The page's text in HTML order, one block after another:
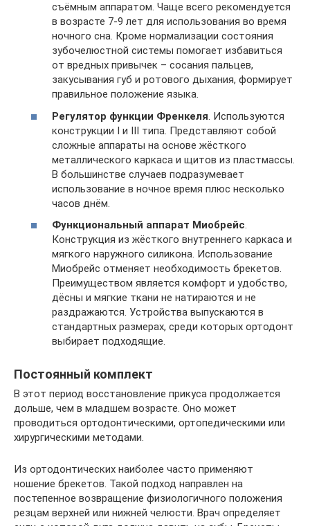
съёмным аппаратом. Чаще всего рекомендуется
в возрасте 7-9 лет для использования во время
ночного сна. Кроме нормализации состояния
зубочелюстной системы помогает избавиться
от вредных привычек – сосания пальцев,
закусывания губ и ротового дыхания, формирует
правильное положение языка.
Регулятор функции Френкеля. Используются
конструкции І и ІІІ типа. Представляют собой
сложные аппараты на основе жёсткого
металлического каркаса и щитов из пластмассы.
В большинстве случаев подразумевает
использование в ночное время плюс несколько
часов днём.
Функциональный аппарат Миобрейс.
Конструкция из жёсткого внутреннего каркаса и
мягкого наружного силикона. Использование
Миобрейс отменяет необходимость брекетов.
Преимуществом является комфорт и удобство,
дёсны и мягкие ткани не натираются и не
раздражаются. Устройства выпускаются в
стандартных размерах, среди которых ортодонт
выбирает подходящие.
Постоянный комплект
В этот период восстановление прикуса продолжается
дольше, чем в младшем возрасте. Оно может
проводиться ортодонтическими, ортопедическими или
хирургическими методами.
Из ортодонтических наиболее часто применяют
ношение брекетов. Такой подход направлен на
постепенное возвращение физиологичного положения
резцам верхней или нижней челюсти. Врач определяет